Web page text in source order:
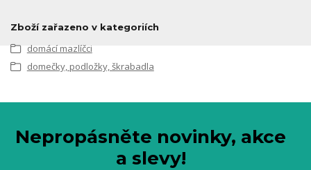
Zboží zařazeno v kategoriích
domácí mazlíčci
domečky, podložky, škrabadla
Nepropásněte novinky, akce
a slevy!